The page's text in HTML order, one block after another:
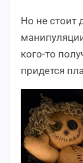
Но не стоит
кого-то
придется